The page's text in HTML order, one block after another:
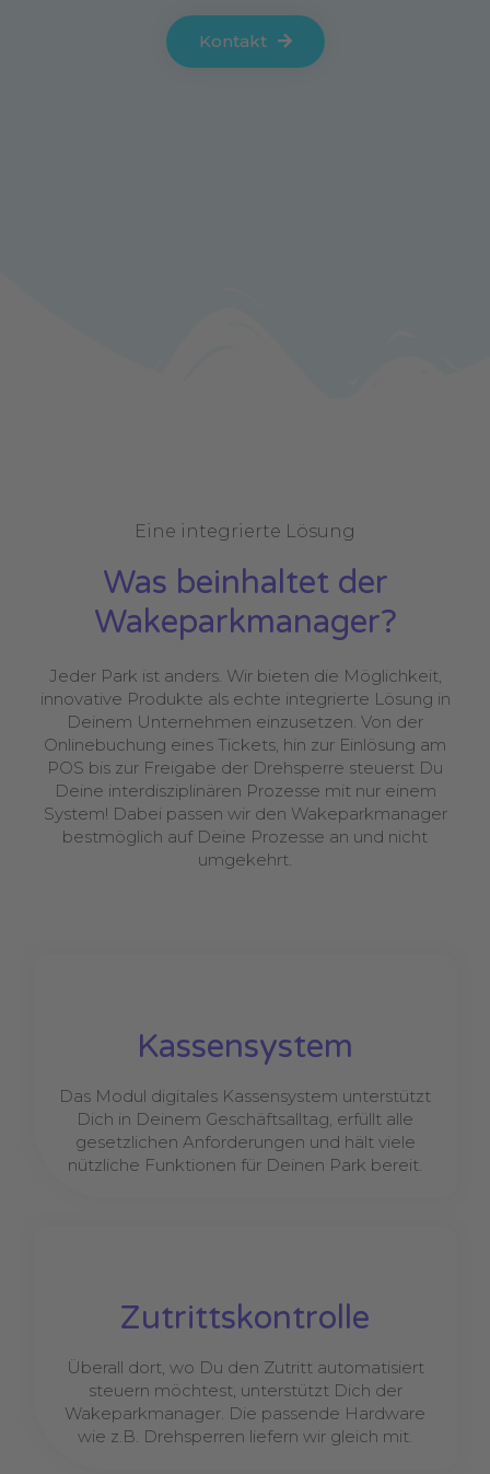
Kontakt
Eine integrierte Lösung
Was beinhaltet der
Wakeparkmanager?
Jeder Park ist anders. Wir bieten die Möglichkeit,
innovative Produkte als echte integrierte Lösung in
Deinem Unternehmen einzusetzen. Von der
Onlinebuchung eines Tickets, hin zur Einlösung am
POS bis zur Freigabe der Drehsperre steuerst Du
Deine interdisziplinären Prozesse mit nur einem
System! Dabei passen wir den Wakeparkmanager
bestmöglich auf Deine Prozesse an und nicht
umgekehrt.
Kassensystem
Das Modul digitales Kassensystem unterstützt
Dich in Deinem Geschäftsalltag, erfüllt alle
gesetzlichen Anforderungen und hält viele
nützliche Funktionen für Deinen Park bereit.
Zutrittskontrolle
Überall dort, wo Du den Zutritt automatisiert
steuern möchtest, unterstützt Dich der
Wakeparkmanager. Die passende Hardware
wie z.B. Drehsperren liefern wir gleich mit.